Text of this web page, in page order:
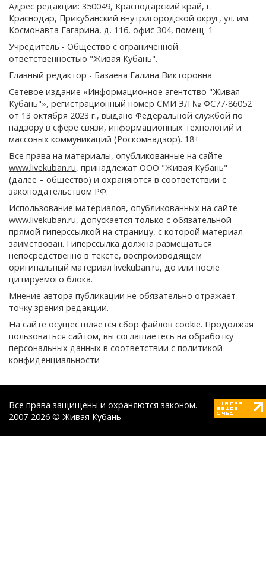
Адрес редакции: 350049, Краснодарский край, г.
Краснодар, Прикубанский внутригородской округ, ул. им.
Космонавта Гагарина, д. 116, офис 304, помещ. 1
Учредитель - Общество с ограниченной
ответственностью "Живая Кубань".
Главный редактор - Базаева Галина Викторовна
Сетевое издание «Информационное агентство "Живая
Кубань"», регистрационный номер СМИ ЭЛ № ФС77-86052
от 13 октября 2023 г., выдано Федеральной службой по
надзору в сфере связи, информационных технологий и
массовых коммуникаций (Роскомнадзор). 18+
Все права на материалы, опубликованные на сайте
www.livekuban.ru, принадлежат ООО "Живая Кубань"
(далее – общество) и охраняются в соответствии с
законодательством РФ.
Использование материалов, опубликованных на сайте
www.livekuban.ru, допускается только с обязательной
прямой гиперссылкой на страницу, с которой материал
заимствован. Гиперссылка должна размещаться
непосредственно в тексте, воспроизводящем
оригинальный материал livekuban.ru, до или после
цитируемого блока.
Мнение автора публикации не обязательно отражает
точку зрения редакции.
На сайте осуществляется сбор файлов cookie. Продолжая
пользоваться сайтом, вы соглашаетесь на обработку
персональных данных в соответствии с политикой
конфиденциальности
Все права защищены и охраняются законом.
2007-2026 © Живая Кубань